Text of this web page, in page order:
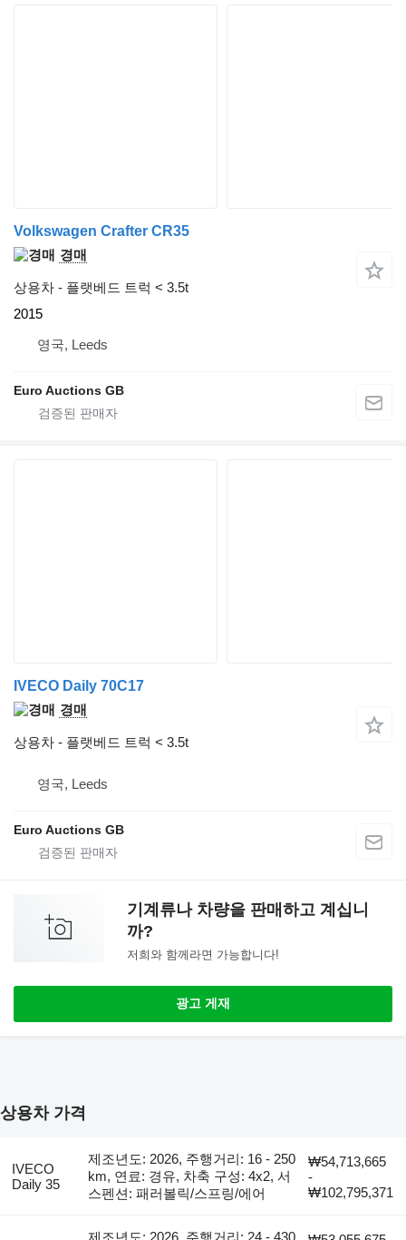
Volkswagen Crafter CR35
경매
상용차 - 플랫베드 트럭 < 3.5t
2015
영국, Leeds
Euro Auctions GB
IVECO Daily 70C17
경매
상용차 - 플랫베드 트럭 < 3.5t
영국, Leeds
Euro Auctions GB
기계류나 차량을 판매하고 계십니
까?
저희와 함께라면 가능합니다!
광고 게재
상용차 가격
IVECO
Daily 35
제조년도: 2026, 주행거리: 16 - 250
km, 연료: 경유, 차축 구성: 4x2, 서
스펜션: 패러볼릭/스프링/에어
₩54,713,665
-
₩102,795,371
제조년도: 2026, 주행거리: 24 - 430